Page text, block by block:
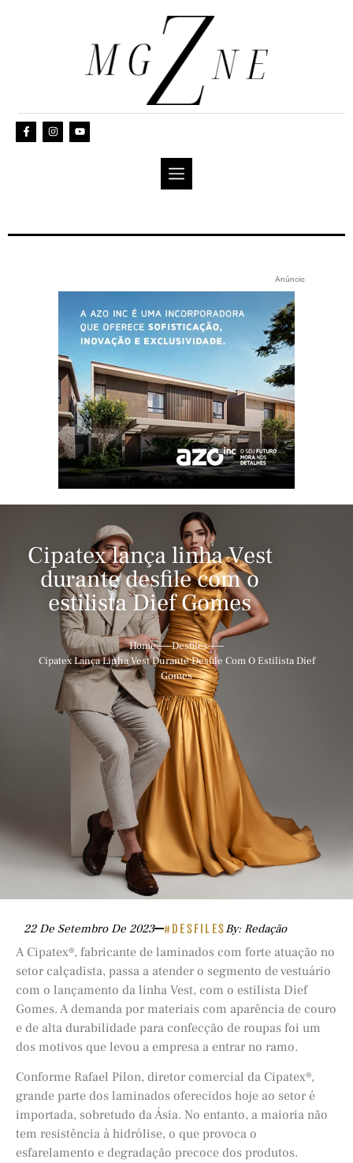
Anúncio
Cipatex lança linha Vest
durante desfile com o
estilista Dief Gomes
Home
Desfiles
Cipatex Lança Linha Vest Durante Desfile Com O Estilista Dief
Gomes
22 De Setembro De 2023 #DESFILESBy: Redação
A Cipatex®, fabricante de laminados com forte atuação no
setor calçadista, passa a atender o segmento de vestuário
com o lançamento da linha Vest, com o estilista Dief
Gomes. A demanda por materiais com aparência de couro
e de alta durabilidade para confecção de roupas foi um
dos motivos que levou a empresa a entrar no ramo.
Conforme Rafael Pilon, diretor comercial da Cipatex®,
grande parte dos laminados oferecidos hoje ao setor é
importada, sobretudo da Ásia. No entanto, a maioria não
tem resistência à hidrólise, o que provoca o
esfarelamento e degradação precoce dos produtos.